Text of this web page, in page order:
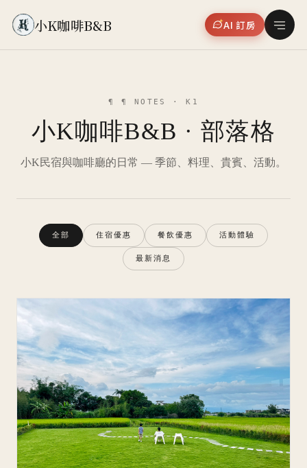
小K咖啡B&B AI 訂房
¶ ¶ NOTES · K1
小K咖啡B&B · 部落格
小K民宿與咖啡廳的日常 — 季節、料理、貴賓、活動。
全部 住宿優惠 餐飲優惠 活動體驗
最新消息